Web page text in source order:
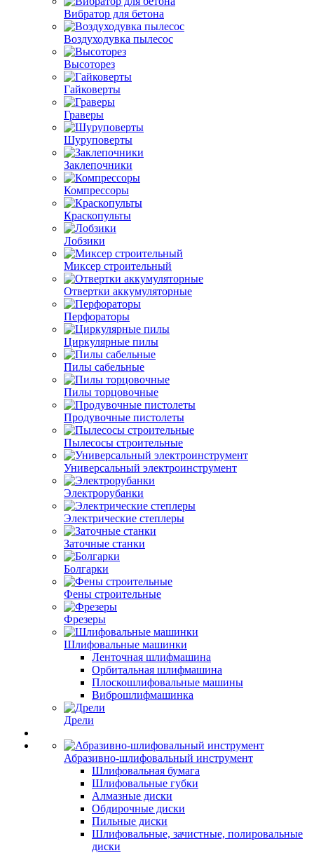
Вибратор для бетона
Воздуходувка пылесос
Высоторез
Гайковерты
Граверы
Шуруповерты
Заклепочники
Компрессоры
Краскопульты
Лобзики
Миксер строительный
Отвертки аккумуляторные
Перфораторы
Циркулярные пилы
Пилы сабельные
Пилы торцовочные
Продувочные пистолеты
Пылесосы строительные
Универсальный электроинструмент
Электрорубанки
Электрические степлеры
Заточные станки
Болгарки
Фены строительные
Фрезеры
Шлифовальные машинки
Ленточная шлифмашина
Орбитальная шлифмашина
Плоскошлифовальные машины
Виброшлифмашинка
Дрели
Абразивно-шлифовальный инструмент
Шлифовальная бумага
Шлифовальные губки
Алмазные диски
Обдирочные диски
Пильные диски
Шлифовальные, зачистные, полировальные
диски